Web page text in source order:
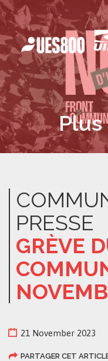
PRESSE
GRÈVE
21 November 2023
PARTAGER CET